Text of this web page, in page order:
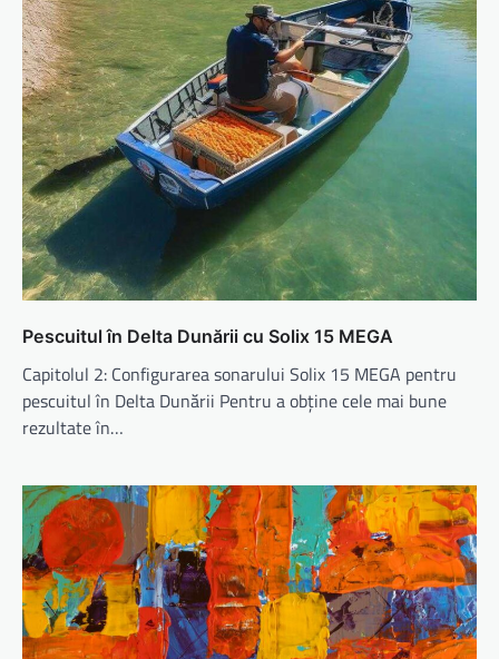
Pescuitul în Delta Dunării cu Solix 15 MEGA
Capitolul 2: Configurarea sonarului Solix 15 MEGA pentru
pescuitul în Delta Dunării Pentru a obține cele mai bune
rezultate în…